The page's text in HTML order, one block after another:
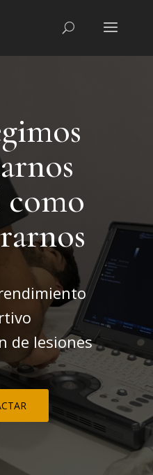
de lesiones